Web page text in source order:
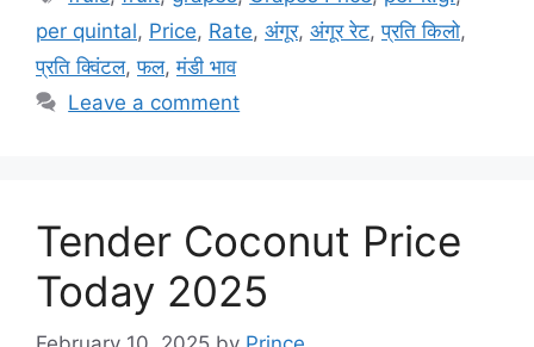
per quintal, Price, Rate, अंगूर, अंगूर रेट,प्रति किलो,
प्रति क्विंटल,फल,मंडी भाव
Leave a comment
Tender Coconut Price
Today 2025